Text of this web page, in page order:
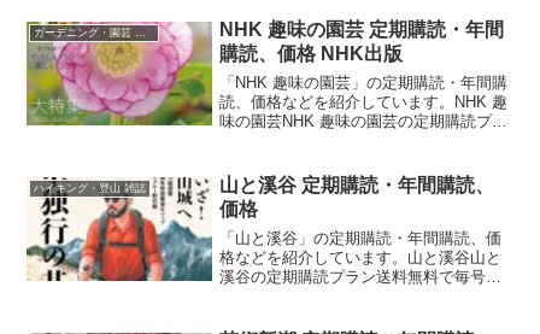
冊)送料： 無料2年 (12冊)...
NHK 趣味の園芸 定期購読・年間
購読、価格 NHK出版
「NHK 趣味の園芸」の定期購読・年間購
読、価格などを紹介しています。NHK 趣
味の園芸NHK 趣味の園芸の定期購読プラ
分の合計額 最新号は640円送料： 無料6...
ハイキング・登山 雑誌
山と溪谷 定期購読・年間購読、
価格
「山と溪谷」の定期購読・年間購読、価
格などを紹介しています。山と溪谷山と
溪谷の定期購読プラン送料無料で毎号お